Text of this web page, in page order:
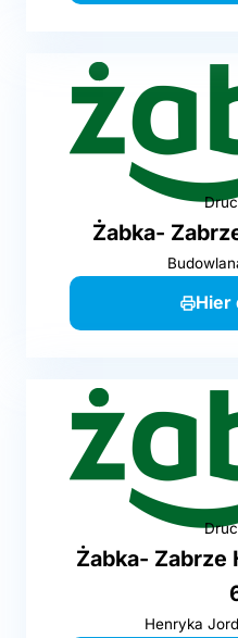
Żabka-
Hier
Żabka- Zabrze
Henryka